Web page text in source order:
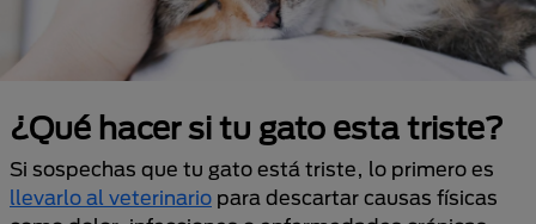
¿Qué hacer si tu gato esta triste?
Si sospechas que tu gato está triste, lo primero es
llevarlo al veterinario para descartar causas físicas